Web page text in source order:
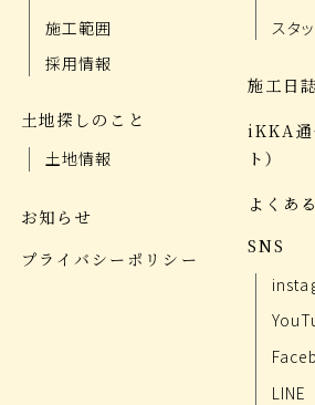
施工範囲
採用情報
土地探しのこと
土地情報
お知らせ
プライバシーポリシー
スタ
施工日誌
iKKA通
ト）
よくあ
SNS
LINE